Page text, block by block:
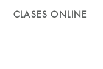
CLASES ONLINE